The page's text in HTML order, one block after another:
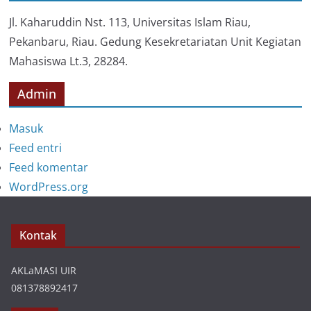
r
i
Jl. Kaharuddin Nst. 113, Universitas Islam Riau,
Pekanbaru, Riau. Gedung Kesekretariatan Unit Kegiatan
Mahasiswa Lt.3, 28284.
Admin
Masuk
Feed entri
Feed komentar
WordPress.org
Kontak
AKLaMASI UIR
081378892417